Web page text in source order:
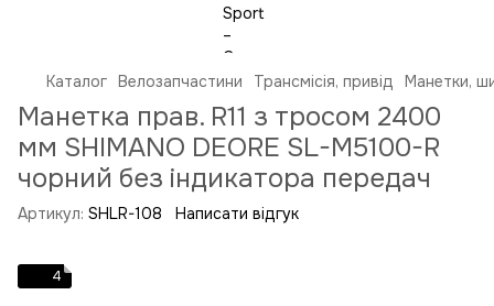
Каталог Велозапчастини Трансмісія, привід Манетки,
Манетка прав. R11 з тросом 2400
мм SHIMANO DEORE SL-M5100-R
чорний без індикатора передач
Артикул: SHLR-108 Написати відгук
4